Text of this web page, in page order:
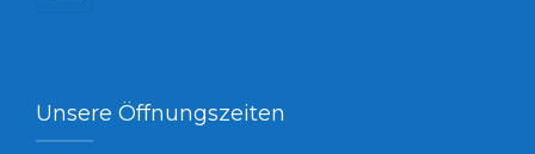
Unsere Öffnungszeiten